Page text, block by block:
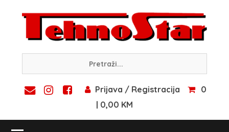
content
Prijava / Registracija
0
| 0,00 KM